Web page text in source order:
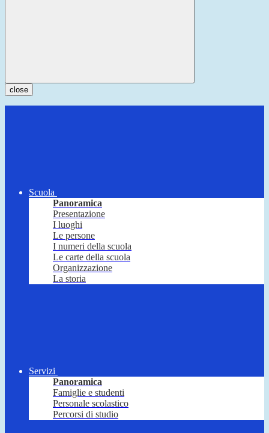
close
Scuola
Panoramica
Presentazione
I luoghi
Le persone
I numeri della scuola
Le carte della scuola
Organizzazione
La storia
Servizi
Panoramica
Famiglie e studenti
Personale scolastico
Percorsi di studio